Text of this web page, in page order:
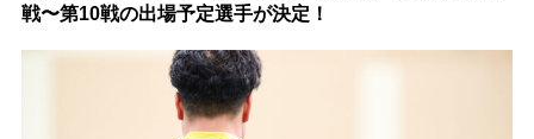
戦〜第10戦の出場予定選手が決定！